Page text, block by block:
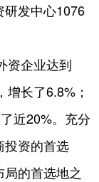
研发中心1076
企业达到
长了6.8%；
近20%。充分
投资的首选
的首选地之